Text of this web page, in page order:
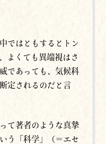
ではともするとトン
よくても異端視はさ
であっても、気候科
定されるのだと言
て著者のような真摯
う「科学」（＝エセ